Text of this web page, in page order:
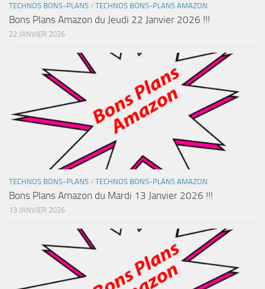
TECHNOS BONS-PLANS / TECHNOS BONS-PLANS AMAZON
Bons Plans Amazon du Jeudi 22 Janvier 2026 !!!
22 JANVIER 2026
TECHNOS BONS-PLANS / TECHNOS BONS-PLANS AMAZON
Bons Plans Amazon du Mardi 13 Janvier 2026 !!!
13 JANVIER 2026